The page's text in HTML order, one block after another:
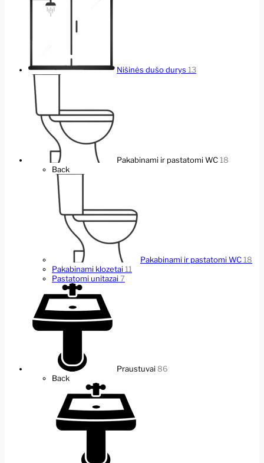
Nišinės dušo durys 13
Pakabinami ir pastatomi WC18
Back
Pakabinami ir pastatomi WC18
Pakabinami klozetai11
Pastatomi unitazai7
Praustuvai 86
Back